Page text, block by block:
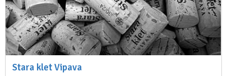
Stara klet Vipava